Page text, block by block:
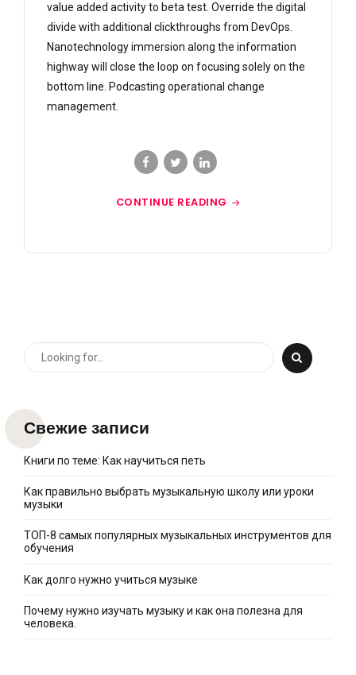
value added activity to beta test. Override the digital
divide with additional clickthroughs from DevOps.
Nanotechnology immersion along the information
highway will close the loop on focusing solely on the
bottom line. Podcasting operational change
management.
CONTINUE READING
Свежие записи
Книги по теме: Как научиться петь
Как правильно выбрать музыкальную школу или уроки
музыки
ТОП-8 самых популярных музыкальных инструментов для
обучения
Как долго нужно учиться музыке
Почему нужно изучать музыку и как она полезна для
человека.